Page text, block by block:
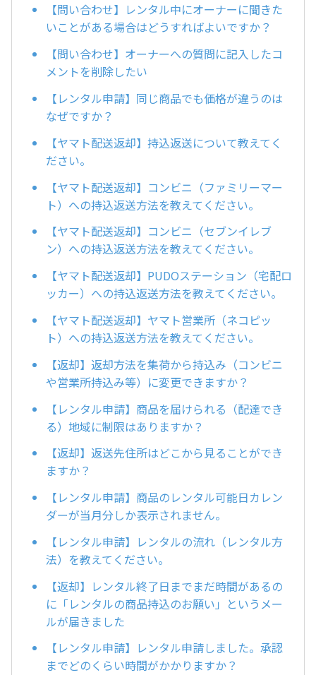
【問い合わせ】レンタル中にオーナーに聞きた
いことがある場合はどうすればよいですか？
【問い合わせ】オーナーへの質問に記入したコ
メントを削除したい
【レンタル申請】同じ商品でも価格が違うのは
なぜですか？
【ヤマト配送返却】持込返送について教えてく
ださい。
【ヤマト配送返却】コンビニ（ファミリーマー
ト）への持込返送方法を教えてください。
【ヤマト配送返却】コンビニ（セブンイレブ
ン）への持込返送方法を教えてください。
【ヤマト配送返却】PUDOステーション（宅配ロ
ッカー）への持込返送方法を教えてください。
【ヤマト配送返却】ヤマト営業所（ネコピッ
ト）への持込返送方法を教えてください。
【返却】返却方法を集荷から持込み（コンビニ
や営業所持込み等）に変更できますか？
【レンタル申請】商品を届けられる（配達でき
る）地域に制限はありますか？
【返却】返送先住所はどこから見ることができ
ますか？
【レンタル申請】商品のレンタル可能日カレン
ダーが当月分しか表示されません。
【レンタル申請】レンタルの流れ（レンタル方
法）を教えてください。
【返却】レンタル終了日までまだ時間があるの
に「レンタルの商品持込のお願い」というメー
ルが届きました
【レンタル申請】レンタル申請しました。承認
までどのくらい時間がかかりますか？